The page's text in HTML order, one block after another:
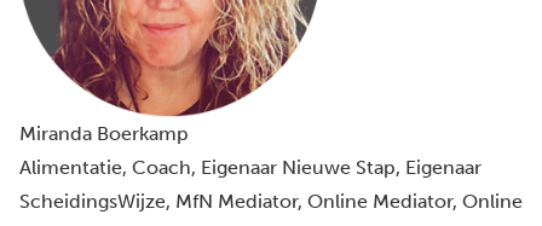
Miranda Boerkamp
Alimentatie, Coach, Eigenaar Nieuwe Stap, Eigenaar
ScheidingsWijze, MfN Mediator, Online Mediator, Online